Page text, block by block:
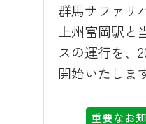
群馬サファリ
上州富岡駅と
スの運行を、
開始いたします。 これまで当
スのご利用が
重要なお